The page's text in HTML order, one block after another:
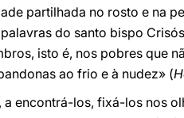
partilhada no rosto e na
do santo bispo
isto é, nos pobres que
ao frio e à nudez» (
encontrá-los, fixá-los nos